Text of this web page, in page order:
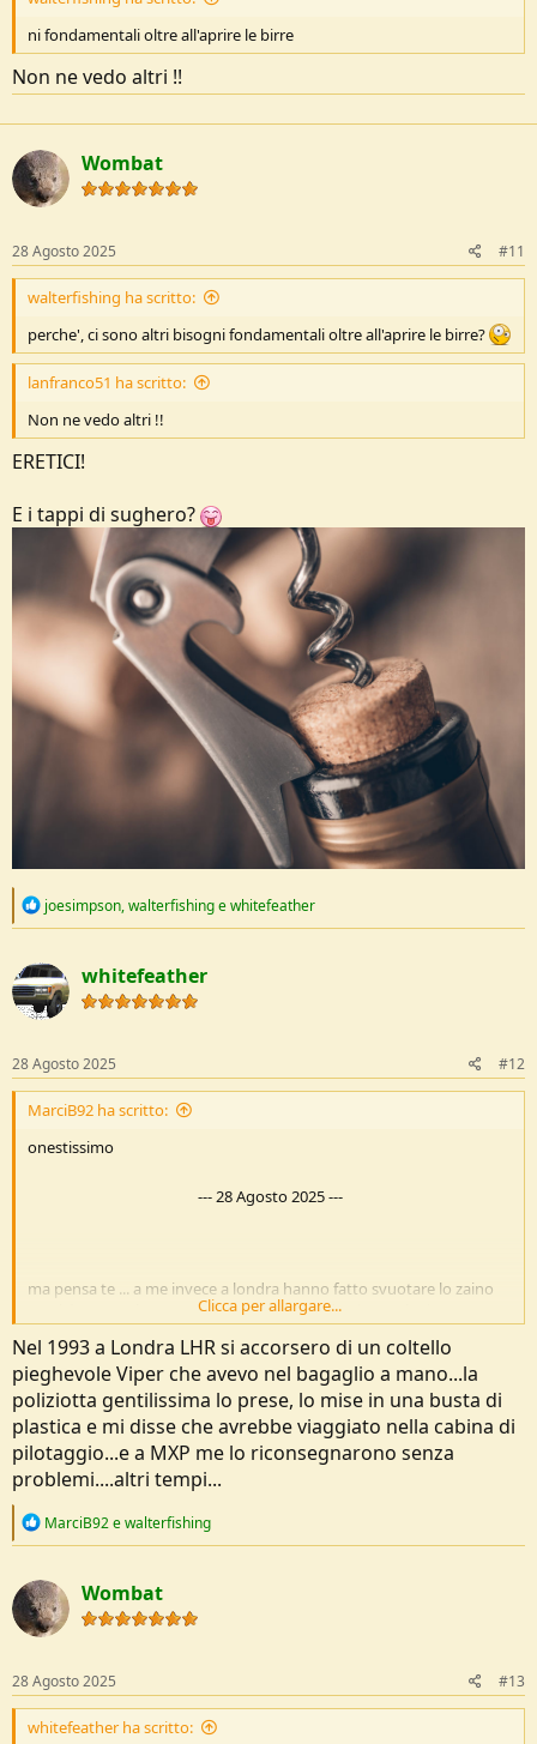
ni fondamentali oltre all'aprire le birre
Non ne vedo altri !!
Wombat
28 Agosto 2025 #11
walterfishing ha scritto:
perche', ci sono altri bisogni fondamentali oltre all'aprire le birre?
lanfranco51 ha scritto:
Non ne vedo altri !!
ERETICI!
E i tappi di sughero?
R
c
t
i
o
s
:
joesimpson,walterfishingewhitefeather
whitefeather
28 Agosto 2025 #12
MarciB92 ha scritto:
onestissimo
---28 Agosto 2025---
ma pensa te ... a me invece a londra hanno fatto svuotare lo zaino
perchè c'erano le carte da gioco (classiche da pinnacolo) in una
scatola che non capivano cosa fosse dallo scanner... per delle carte...
boh...
Clicca per allargare...
Nel 1993 a Londra LHR si accorsero di un coltello
pieghevole Viper che avevo nel bagaglio a mano...la
poliziotta gentilissima lo prese, lo mise in una busta di
plastica e mi disse che avrebbe viaggiato nella cabina di
pilotaggio...e a MXP me lo riconsegnarono senza
problemi....altri tempi...
R
c
t
i
o
s
:
MarciB92ewalterfishing
Wombat
28 Agosto 2025 #13
whitefeather ha scritto: